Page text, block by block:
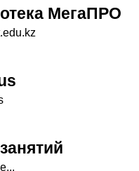
МегаПРО